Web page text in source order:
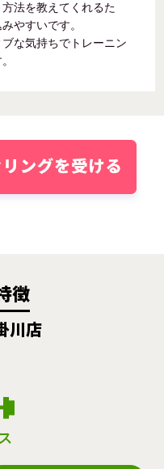
法を教えてくれるた
やすいです。
な気持ちでトレーニン
徴
川店